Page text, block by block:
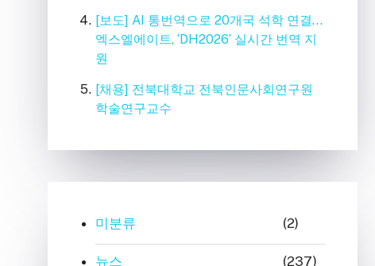
[보도] AI 통번역으로 20개국 석학 연결…
엑스엘에이트, ‘DH2026’ 실시간 번역 지
원
[채용] 전북대학교 전북인문사회연구원
학술연구교수
미분류 (2)
뉴스 (237)